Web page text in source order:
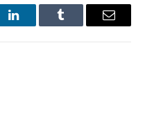
LinkedInTumblr Email